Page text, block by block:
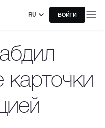
RU ВОЙТИ
карточки